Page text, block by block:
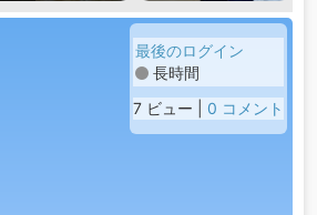
最後のログイン
長時間
7 ビュー | 0 コメント